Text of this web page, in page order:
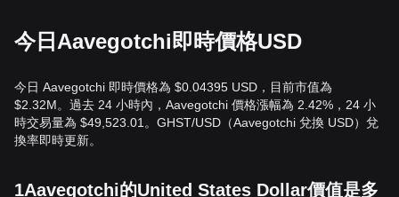
今日Aavegotchi即時價格USD
今日 Aavegotchi 即時價格為 $0.04395 USD，目前市值為
$2.32M。過去 24 小時內，Aavegotchi 價格漲幅為 2.42%，24 小
時交易量為 $49,523.01。GHST/USD（Aavegotchi 兌換 USD）兌
換率即時更新。
1Aavegotchi的United States Dollar價值是多